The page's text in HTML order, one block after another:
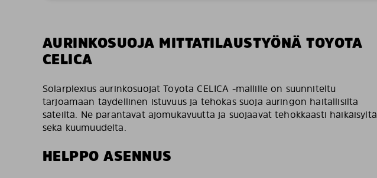
AURINKOSUOJA MITTATILAUSTYÖNÄ TOYOTA
CELICA
Solarplexius aurinkosuojat Toyota CELICA -mallille on suunniteltu
tarjoamaan täydellinen istuvuus ja tehokas suoja auringon haitallisilta
säteiltä. Ne parantavat ajomukavuutta ja suojaavat tehokkaasti häikäisyltä
sekä kuumuudelta.
HELPPO ASENNUS